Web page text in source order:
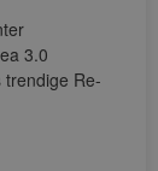
3.0
trendige Re-